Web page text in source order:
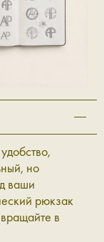
но
ваши
рюкзак
в